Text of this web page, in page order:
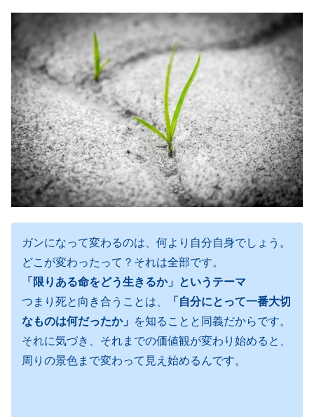
ガンになって変わるのは、何より自分自身でしょう。
どこが変わったって？それは全部です。
「限りある命をどう生きるか」というテーマ
つまり死と向き合うことは、
「自分にとって一番大切
なものは何だったか」
を知ることと同義だからです。
それに気づき、それまでの価値観が変わり始めると、
周りの景色まで変わって見え始めるんです。